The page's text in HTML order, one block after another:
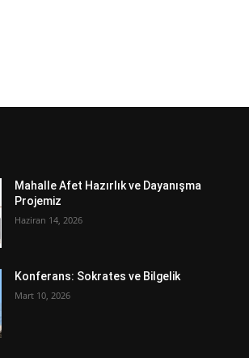
Mahalle Afet Hazırlık ve Dayanışma
Projemiz
Haziran 14, 2026
Konferans: Sokrates ve Bilgelik
Mart 10, 2026